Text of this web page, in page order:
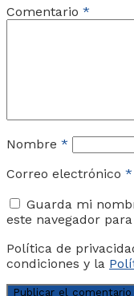
Comentario *
Nombre *
Correo electrónico *
Guarda mi
este navegador
Política de
condiciones y la